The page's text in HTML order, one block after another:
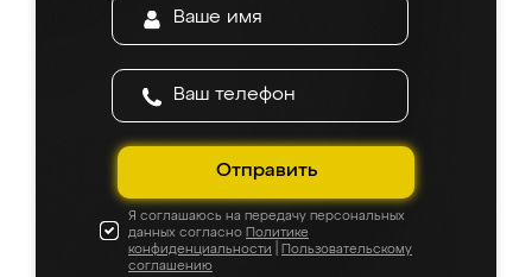
Отправить
Я соглашаюсь на передачу персональных
данных согласно Политике
конфиденциальности
Пользовательскому
соглашению